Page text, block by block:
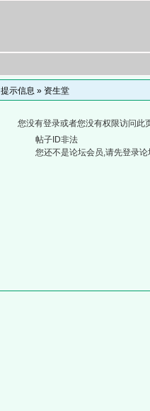
提示信息 » 资生堂
您没有登录或者您没有权限访问此
帖子ID非法
您还不是论坛会员,请先登录论